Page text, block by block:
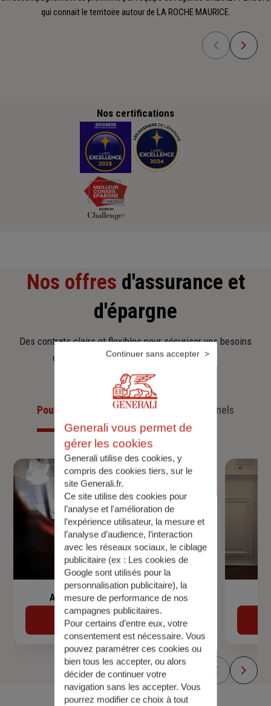
qui connait le territoire autour de LA ROCHE MAURICE.
Nos certifications
Nos offres d'assurance et
d'épargne
Des contrats clairs et flexibles pour sécuriser vos besoins
d’aujourd’hui et anticiper ceux de demain.
Pour les particuliersPour les professionnels
Assurance de prêt immobilier
Découvrir
Generali vous permet de
gérer les cookies
Generali utilise des cookies, y
compris des cookies tiers, sur le
site Generali.fr.
Ce site utilise des cookies pour
l’analyse et l'amélioration de
l’expérience utilisateur, la mesure et
l’analyse d’audience, l’interaction
avec les réseaux sociaux, le ciblage
publicitaire (ex : Les cookies de
Google sont utilisés pour la
personnalisation publicitaire), la
mesure de performance de nos
campagnes publicitaires.
Pour certains d’entre eux, votre
consentement est nécessaire. Vous
pouvez paramétrer ces cookies ou
bien tous les accepter, ou alors
décider de continuer votre
navigation sans les accepter. Vous
pourrez modifier ce choix à tout
Continuer sans accepter